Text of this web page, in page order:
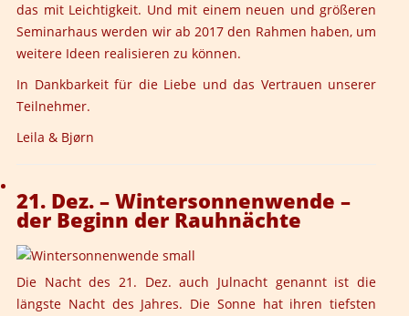
das mit Leichtigkeit. Und mit einem neuen und größeren
Seminarhaus werden wir ab 2017 den Rahmen haben, um
weitere Ideen realisieren zu können.
In Dankbarkeit für die Liebe und das Vertrauen unserer
Teilnehmer.
Leila & Bjørn
21. Dez. – Wintersonnenwende –
der Beginn der Rauhnächte
Die Nacht des 21. Dez. auch Julnacht genannt ist die
längste Nacht des Jahres. Die Sonne hat ihren tiefsten